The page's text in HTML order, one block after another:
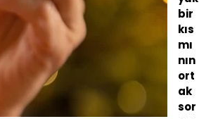
bir
kıs
mı
nın
ort
ak
sor